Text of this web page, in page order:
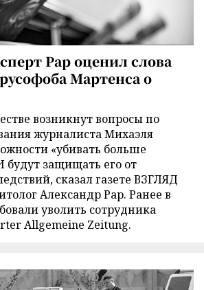
Рар оценил слова
Мартенса о
возникнут вопросы по
журналиста Михаэля
«убивать больше
будут защищать его от
сказал газете ВЗГЛЯД
Александр Рар. Ранее в
уволить сотрудника
Allgemeine Zeitung.